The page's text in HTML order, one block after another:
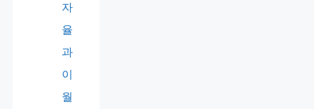
자
율
과
이
월